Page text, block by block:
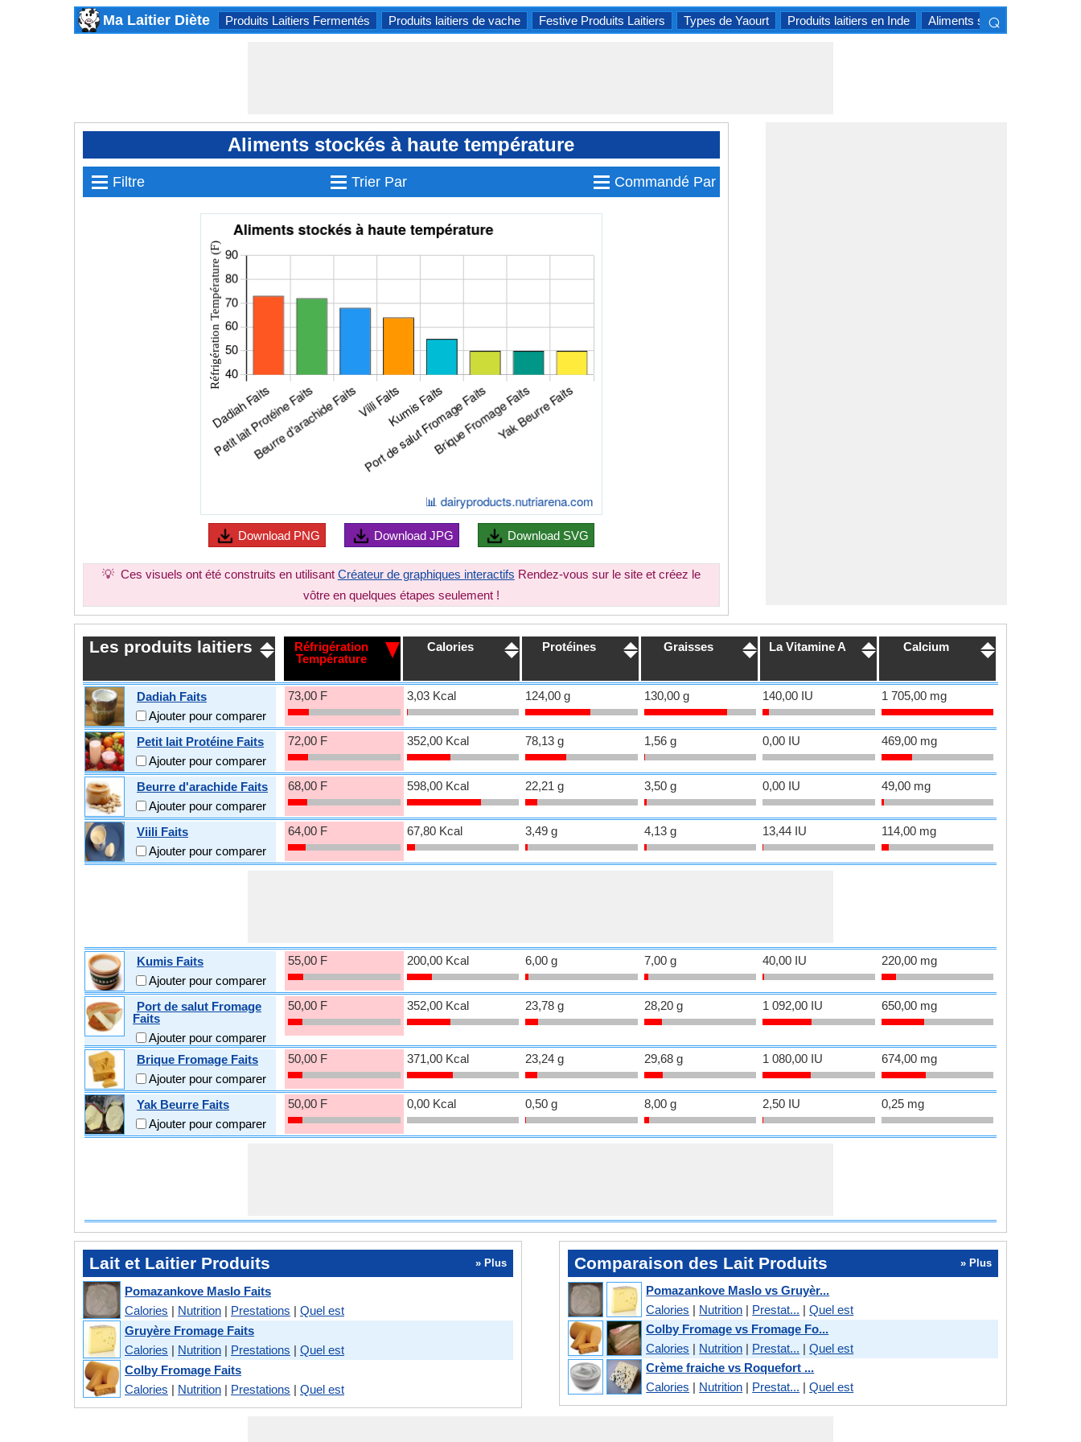
Ma Laitier Diète Produits Laitiers Fermentés Produits laitiers de vache Festive Produits Laitiers Types de Yaourt Produits laitiers en Inde Aliments stockés à haute
⌕
Aliments stockés à haute température
≡ Filtre ≡ Commandé Par
≡ Trier Par
Download PNG Download JPG Download SVG
💡 Ces visuels ont été construits en utilisant Créateur de graphiques interactifs Rendez-vous sur le site et créez le
vôtre en quelques étapes seulement !
Les produits laitiers
Réfrigération
Température
Calories Protéines Graisses La Vitamine A Calcium
Dadiah Faits
Ajouter pour comparer
73,00 F 3,03 Kcal 124,00 g 130,00 g 140,00 IU 1 705,00 mg
Petit lait Protéine Faits
Ajouter pour comparer
72,00 F 352,00 Kcal 78,13 g 1,56 g 0,00 IU 469,00 mg
Beurre d'arachide Faits
Ajouter pour comparer
68,00 F 598,00 Kcal 22,21 g 3,50 g 0,00 IU 49,00 mg
Viili Faits
Ajouter pour comparer
64,00 F 67,80 Kcal 3,49 g 4,13 g 13,44 IU 114,00 mg
Kumis Faits
Ajouter pour comparer
55,00 F 200,00 Kcal 6,00 g 7,00 g 40,00 IU 220,00 mg
Port de salut Fromage
Faits
Ajouter pour comparer
50,00 F 352,00 Kcal 23,78 g 28,20 g 1 092,00 IU 650,00 mg
Brique Fromage Faits
Ajouter pour comparer
50,00 F 371,00 Kcal 23,24 g 29,68 g 1 080,00 IU 674,00 mg
Yak Beurre Faits
Ajouter pour comparer
50,00 F 0,00 Kcal 0,50 g 8,00 g 2,50 IU 0,25 mg
Lait et Laitier Produits » Plus
Pomazankove Maslo Faits
Calories | Nutrition | Prestations | Quel est
Gruyère Fromage Faits
Calories | Nutrition | Prestations | Quel est
Colby Fromage Faits
Calories | Nutrition | Prestations | Quel est
Comparaison des Lait Produits » Plus
Pomazankove Maslo vs Gruyèr...
Calories | Nutrition | Prestat... |Quel est
Colby Fromage vs Fromage Fo...
Calories | Nutrition | Prestat... |Quel est
Crème fraiche vs Roquefort ...
Calories | Nutrition | Prestat... |Quel est